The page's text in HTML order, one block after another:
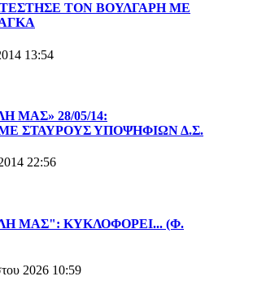
ΤΟΝ ΒΟΥΛΓΑΡΗ ΜΕ
13:54
ΜΑΣ» 28/05/14:
ΣΤΑΥΡΟΥΣ ΥΠΟΨΗΦΙΩΝ Δ.Σ.
22:56
ΜΑΣ": ΚΥΚΛΟΦΟΡΕΙ... (Φ.
2026 10:59